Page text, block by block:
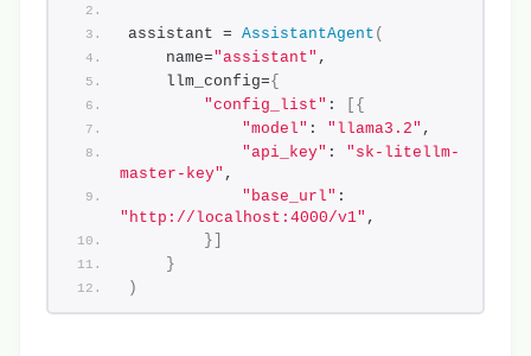
assistant = AssistantAgent (
    name=
"assistant" ,
    llm_config=
{
"config_list" :
[{
"model" : "llama3.2" ,
"api_key" : "sk-litellm-
master-key" ,
"base_url"
"http://localhost:4000/v1" ,
}]
}
)